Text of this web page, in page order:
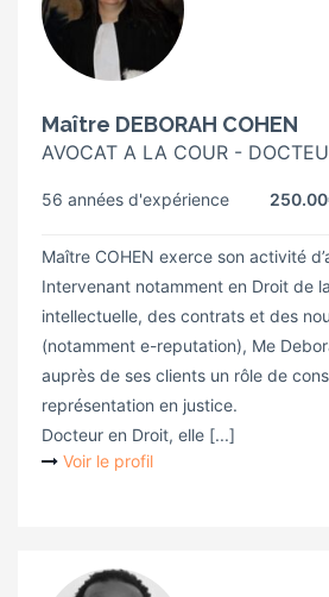
Maître DEBORAH COHEN
AVOCAT A LA COUR -
56 années d'expérience
Maître COHEN exerce son activité
Intervenant notamment en Droit de
intellectuelle, des contrats et des
(notamment e-reputation), Me
auprès de ses clients un rôle de
représentation en justice.
Docteur en Droit, elle [...]
Voir le profil